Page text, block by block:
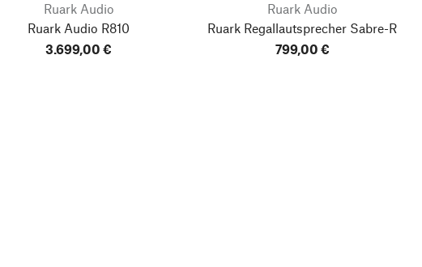
Ruark Audio
Ruark Audio R810
3.699,00 €
Ruark Audio
Ruark Regallautsprecher Sabre-R
799,00 €